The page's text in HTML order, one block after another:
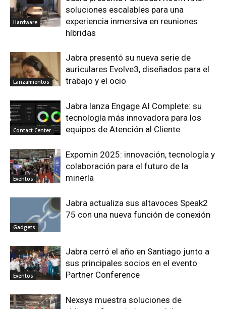
Hardware
soluciones escalables para una
experiencia inmersiva en reuniones
híbridas
Lanzamientos
Jabra presentó su nueva serie de
auriculares Evolve3, diseñados para el
trabajo y el ocio
Contact Center
Jabra lanza Engage AI Complete: su
tecnología más innovadora para los
equipos de Atención al Cliente
Eventos
Expomin 2025: innovación, tecnología y
colaboración para el futuro de la
minería
Gadgets
Jabra actualiza sus altavoces Speak2
75 con una nueva función de conexión
Eventos
Jabra cerró el año en Santiago junto a
sus principales socios en el evento
Partner Conference
Nexsys muestra soluciones de